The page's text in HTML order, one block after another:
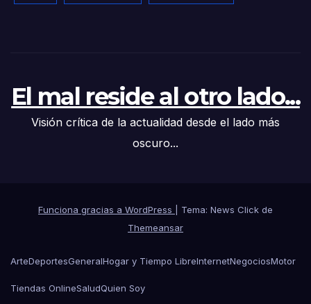
El mal reside al otro lado...
Visión crítica de la actualidad desde el lado más
oscuro...
Funciona gracias a WordPress
Tema: News Click de
Themeansar
ArteDeportesGeneralHogar y Tiempo LibreInternetNegociosMotor
Tiendas OnlineSaludQuien Soy